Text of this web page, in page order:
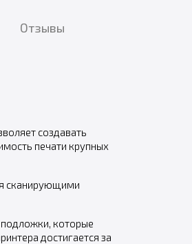
Отзывы
создавать
печати крупных
сканирующими
которые
достигается за